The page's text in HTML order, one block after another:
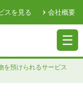
スを見る 会社概要
を預けられるサービス